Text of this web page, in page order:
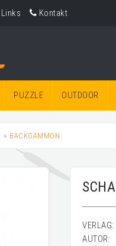
Links Kontakt
PUZZLE OUTDOOR
BACKGAMMON
VERLAG:
AUTOR: